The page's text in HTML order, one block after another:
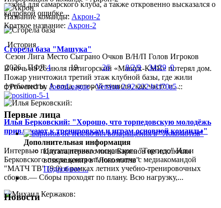
сезона для самарского клуба, а также откровенно высказался о
кадровой ошибке...
Сгорела база "Машука"
В ночь на 26 июля пятигорский «Машук-КМВ» потерял дом.
Пожар уничтожил третий этаж клубной базы, где жили
футболисты. А вода, которой тушили, как часто и...
Илья Берковский: "Хорошо, что торпедовскую молодёжь
привлекают к тренировкам и играм основной команды"
Интервью полузащитника московского "Торпедо" Ильи
Берковского после контрольного матча с медиакомандой
"МАТЧ ТВ" (9:0) в рамках летних учебно-тренировочных
сборов.— Сборы проходят по плану. Всю нагрузку,...
Название команды: Акрон-2
Краткое название: Акрон-2
История
Сезон Лига Место Сыграно Очков В/Н/П Голов Игроков
2026
ПФЛ 4 19 26 8/2/9 34:29 0
:: Powered byJoomLeague-Version 2.92.222.b1f70a5::
Первые лица
Дополнительная информация
Цитата первого лица Баринов не исключил
возвращения в "Локомотив"
Подробнее ...
Новости